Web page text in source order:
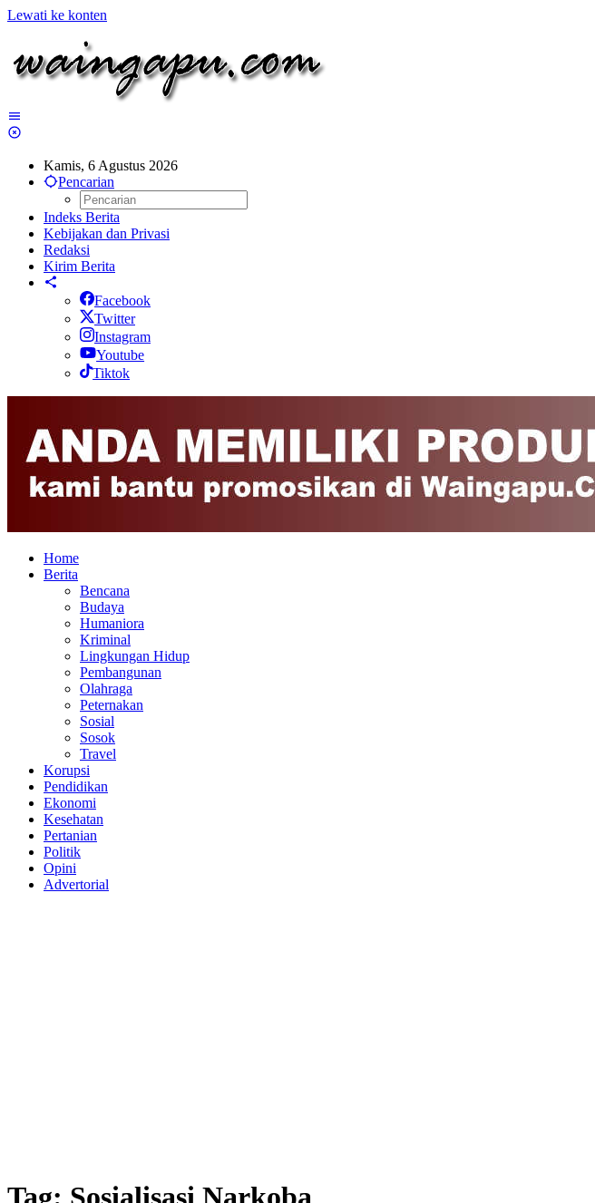
Lewati ke konten
Kamis, 6 Agustus 2026
Pencarian
Indeks Berita
Kebijakan dan Privasi
Redaksi
Kirim Berita
Facebook
Twitter
Instagram
Youtube
Tiktok
Home
Berita
Bencana
Budaya
Humaniora
Kriminal
Lingkungan Hidup
Pembangunan
Olahraga
Peternakan
Sosial
Sosok
Travel
Korupsi
Pendidikan
Ekonomi
Kesehatan
Pertanian
Politik
Opini
Advertorial